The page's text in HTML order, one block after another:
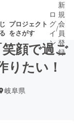
プロジェクト
をさがす
近いプ
ロ
グ
イ
ン
/
新
規
会
員
登
録
顔で過ご
りたい！
岐阜県